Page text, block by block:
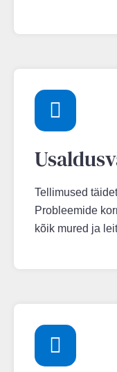
Tellimused
Probleemide
kõik mured ja